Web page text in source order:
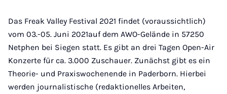
Mail
Das Freak Valley Festival 2021 findet (voraussichtlich)
vom 03.-05. Juni 2021auf dem AWO-Gelände in 57250
Netphen bei Siegen statt. Es gibt an drei Tagen Open-Air
Konzerte für ca. 3.000 Zuschauer. Zunächst gibt es ein
Theorie- und Praxiswochenende in Paderborn. Hierbei
werden journalistische (redaktionelles Arbeiten,